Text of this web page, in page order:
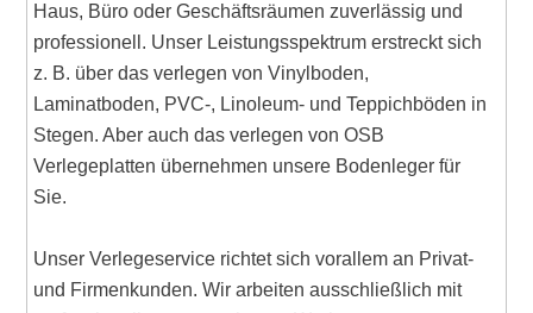
Haus, Büro oder Geschäftsräumen zuverlässig und
professionell. Unser Leistungsspektrum erstreckt sich
z. B. über das verlegen von Vinylboden,
Laminatboden, PVC-, Linoleum- und Teppichböden in
Stegen. Aber auch das verlegen von OSB
Verlegeplatten übernehmen unsere Bodenleger für
Sie.
Unser Verlegeservice richtet sich vorallem an Privat-
und Firmenkunden. Wir arbeiten ausschließlich mit